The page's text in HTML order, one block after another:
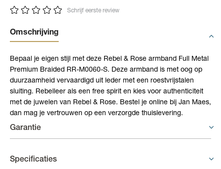
Schrijf eerste review
Omschrijving
Bepaal je eigen stijl met deze Rebel & Rose armband Full Metal
Premium Braided RR-M0060-S. Deze armband is met oog op
duurzaamheid vervaardigd uit leder met een roestvrijstalen
sluiting. Rebelleer als een free spirit en kies voor authenticiteit
met de juwelen van Rebel & Rose. Bestel je online bij Jan Maes,
dan mag je vertrouwen op een verzorgde thuislevering.
Garantie
Specificaties